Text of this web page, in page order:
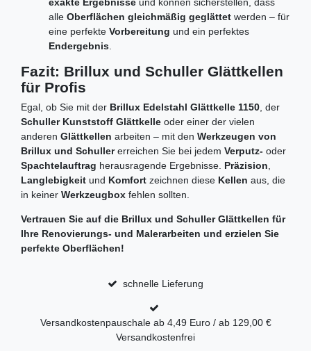
alle Oberflächen gleichmäßig geglättet werden – für
eine perfekte Vorbereitung und ein perfektes
Endergebnis
Fazit: Brillux und Schuller Glättkellen
für Profis
Egal, ob Sie mit der Brillux Edelstahl Glättkelle 1150 , der
Schuller Kunststoff Glättkelle oder einer der vielen
anderen Glättkellen arbeiten – mit den Werkzeugen von
Brillux und Schullererreichen Sie bei jedem Verputz- oder
Spachtelauftrag herausragende Ergebnisse. Präzision
Langlebigkeit und Komfort zeichnen diese Kellen aus, die
in keiner Werkzeugbox fehlen sollten.
Vertrauen Sie auf die Brillux und Schuller Glättkellen für
Ihre Renovierungs- und Malerarbeiten und erzielen Sie
perfekte Oberflächen!
schnelle Lieferung
Versandkostenpauschale ab 4,49 Euro / ab 129,00 €
Versandkostenfrei